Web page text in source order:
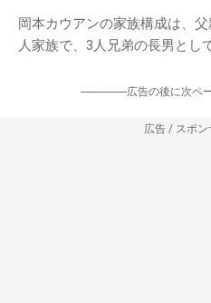
岡本カウアンの家族構成は、
人家族で、3人兄弟の長男とし
-----------------広告の後に次ペ
広告 / スポン